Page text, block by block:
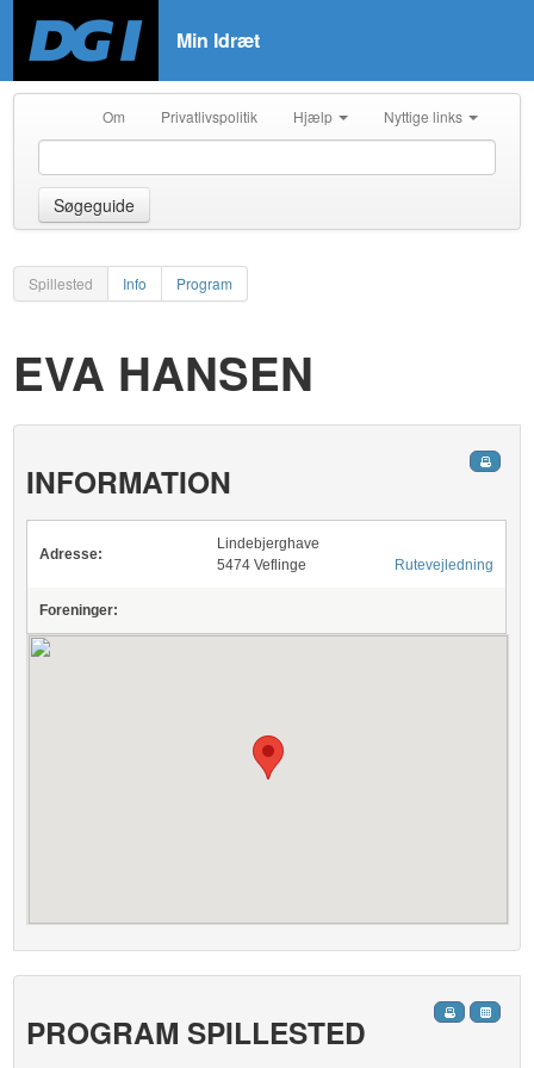
Min Idræt
Om Privatlivspolitik Hjælp Nyttige links
Søgeguide
Spillested Info Program
EVA HANSEN
INFORMATION
Adresse:
Lindebjerghave
5474 Veflinge
Rutevejledning
Foreninger:
PROGRAM SPILLESTED